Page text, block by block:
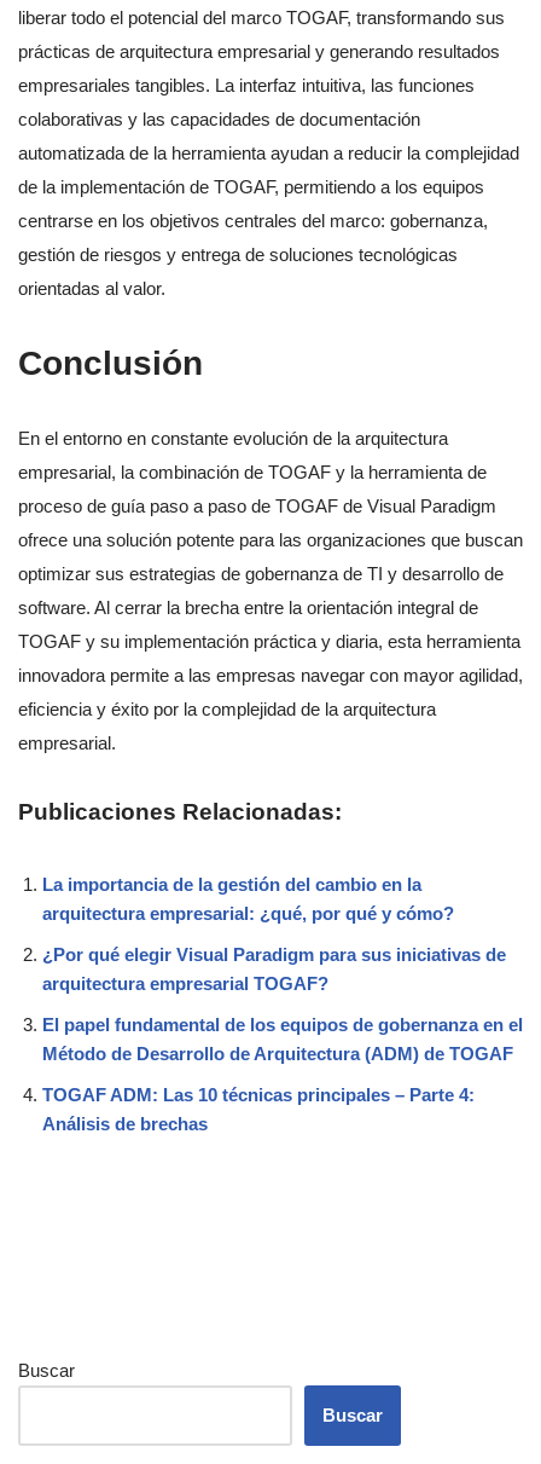
liberar todo el potencial del marco TOGAF, transformando sus
prácticas de arquitectura empresarial y generando resultados
empresariales tangibles. La interfaz intuitiva, las funciones
colaborativas y las capacidades de documentación
automatizada de la herramienta ayudan a reducir la complejidad
de la implementación de TOGAF, permitiendo a los equipos
centrarse en los objetivos centrales del marco: gobernanza,
gestión de riesgos y entrega de soluciones tecnológicas
orientadas al valor.
Conclusión
En el entorno en constante evolución de la arquitectura
empresarial, la combinación de TOGAF y la herramienta de
proceso de guía paso a paso de TOGAF de Visual Paradigm
ofrece una solución potente para las organizaciones que buscan
optimizar sus estrategias de gobernanza de TI y desarrollo de
software. Al cerrar la brecha entre la orientación integral de
TOGAF y su implementación práctica y diaria, esta herramienta
innovadora permite a las empresas navegar con mayor agilidad,
eficiencia y éxito por la complejidad de la arquitectura
empresarial.
Publicaciones Relacionadas:
La importancia de la gestión del cambio en la
arquitectura empresarial: ¿qué, por qué y cómo?
¿Por qué elegir Visual Paradigm para sus iniciativas de
arquitectura empresarial TOGAF?
El papel fundamental de los equipos de gobernanza en el
Método de Desarrollo de Arquitectura (ADM) de TOGAF
TOGAF ADM: Las 10 técnicas principales – Parte 4:
Análisis de brechas
Buscar
Buscar